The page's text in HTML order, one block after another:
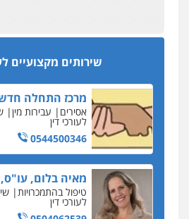
שירותים מקצועיים
מקצועיים לעורכי דין
מרכז התחלה
אסירים עבירות מין
לעורכי דין
0544500346
מאיה בלום, עו"ס,
טיפול בהתמכרויות
לעורכי דין
כתב האישום נגד עו"ד עידן דביר:
לאקטים מיניים
כתב אישום: יו"ר ש"ס לשעבר
ההלוואות של משפחת הרינג
הפרקליטות: הרב נתנאל חייק
שמשו אנשי
החשוד ברצח עו"ד ארבל
ושתק בחקירתו
בבית המשפט התברר כי לחשוד,